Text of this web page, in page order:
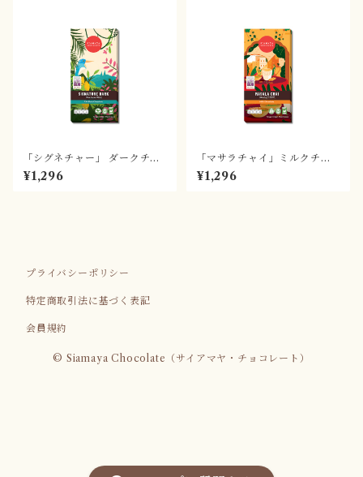
「シグネチャー」 ダークチョ
コレート70%
¥1,296
「マサラチャイ」ミルクチョ
コレート
¥1,296
プライバシーポリシー
特定商取引法に基づく表記
会員規約
© Siamaya Chocolate（サイアマヤ・チョコレート）